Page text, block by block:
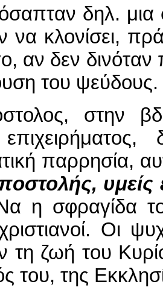
δηλ. μια
να κλονίσει,
αν δεν δινόταν
του ψεύδους.
στην
παρρησία,
η σφραγίδα
Οι
τη ζωή του
του, της